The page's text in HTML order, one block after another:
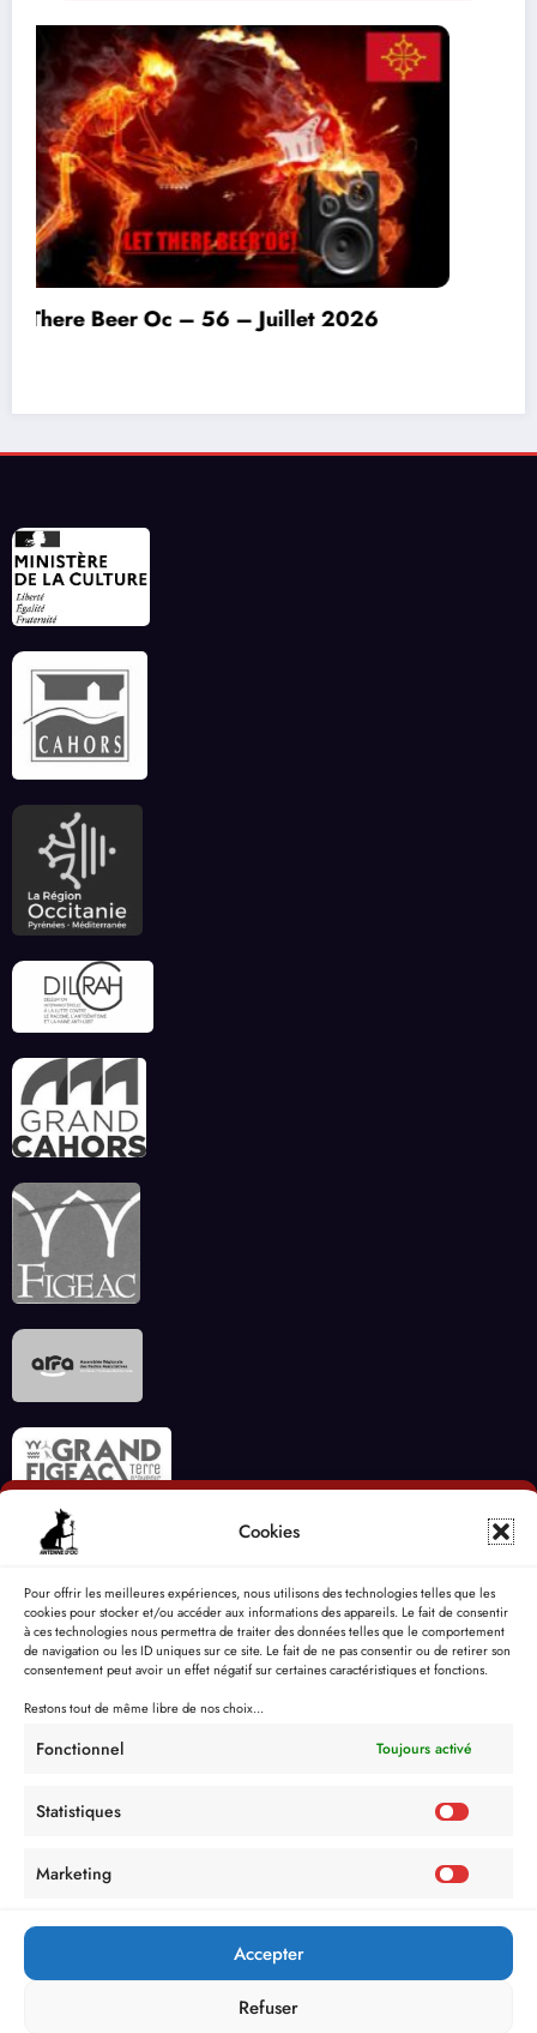
Cookies
Pour offrir les meilleures expériences, nous utilisons des technologies telles que les
cookies pour stocker et/ou accéder aux informations des appareils. Le fait de consentir
à ces technologies nous permettra de traiter des données telles que le comportement
de navigation ou les ID uniques sur ce site. Le fait de ne pas consentir ou de retirer son
consentement peut avoir un effet négatif sur certaines caractéristiques et fonctions.
Restons tout de même libre de nos choix...
Fonctionnel Toujours activé
Statistiques
Marketing
Accepter
Refuser
Invitation à déconnecter et au lâcher prise en
ce début d’été